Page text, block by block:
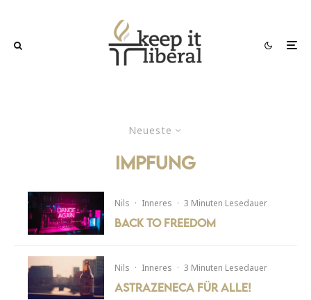
Neueste
impfung
Nils · Inneres · 3 Minuten Lesedauer
Back to Freedom
Nils · Inneres · 3 Minuten Lesedauer
AstraZeneca für alle!